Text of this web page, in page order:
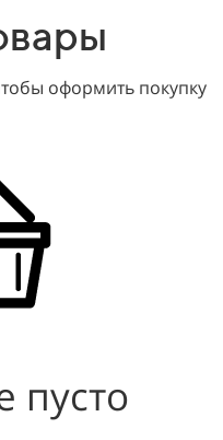
оформить покупку
пусто